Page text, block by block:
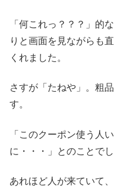
「何これっ？？？」的
りと画面を見ながらも
くれました。
さすが「たねや」。粗
す。
「このクーポン使う人
に・・・」とのことでし
あれほど人が来ていて